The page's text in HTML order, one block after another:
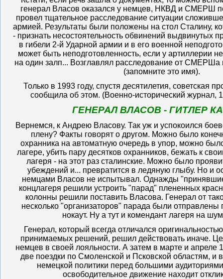
генерал Власов оказался у немцев, НКВД и СМЕРШ
провел тщательное расследование ситуации
армией. Результаты были положены на стол Сталину,
- признать несостоятельность обвинений выдвинутых
в гибели 2-й Ударной армии и в его военной
может быть неподготовленность, если у артиллерии
на один залп... Возглавлял расследование от СМЕРШа
(запомните это имя).
Только в 1993 году, спустя десятилетия, советская
сообщила об этом. (Военно-исторический журнал,
ГЕНЕРАЛ ВЛАСОВ - ГИТЛЕР
Вернемся, к Андрею Власову. Так уж и успокоился
плену? Факты говорят о другом. Можно было
охранника на автоматную очередь в упор, можно
лагере, убить пару десятков охранников, бежать к
лагеря - на этот раз сталинские. Можно было
убеждений и... превратится в ледяную глыбу. Но и
немцами Власов не испытывал. Однажды
концлагеря решили устроить "парад" плененных
колонны решили поставить Власова. Генерал от
несколько "организаторов" парада были отправлены
нокаут. Ну а тут и комендант лагеря на
Генерал, который всегда отличался
принимаемых решений, решил действовать иначе.
немцев в своей лояльности. А затем в марте и апреле
две поездки по Смоленской и Псковской областям, и
немецкой политики перед большими
освободительное движение находит